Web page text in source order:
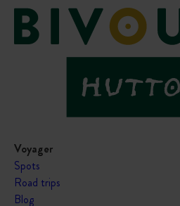
Voyager
Spots
Road trips
Blog